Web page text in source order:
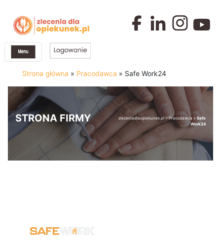
Strona główna » Pracodawca » Safe Work24
STRONA FIRMY zleceniadlaopiekunek.pl >Pracodawca > Safe
Work24